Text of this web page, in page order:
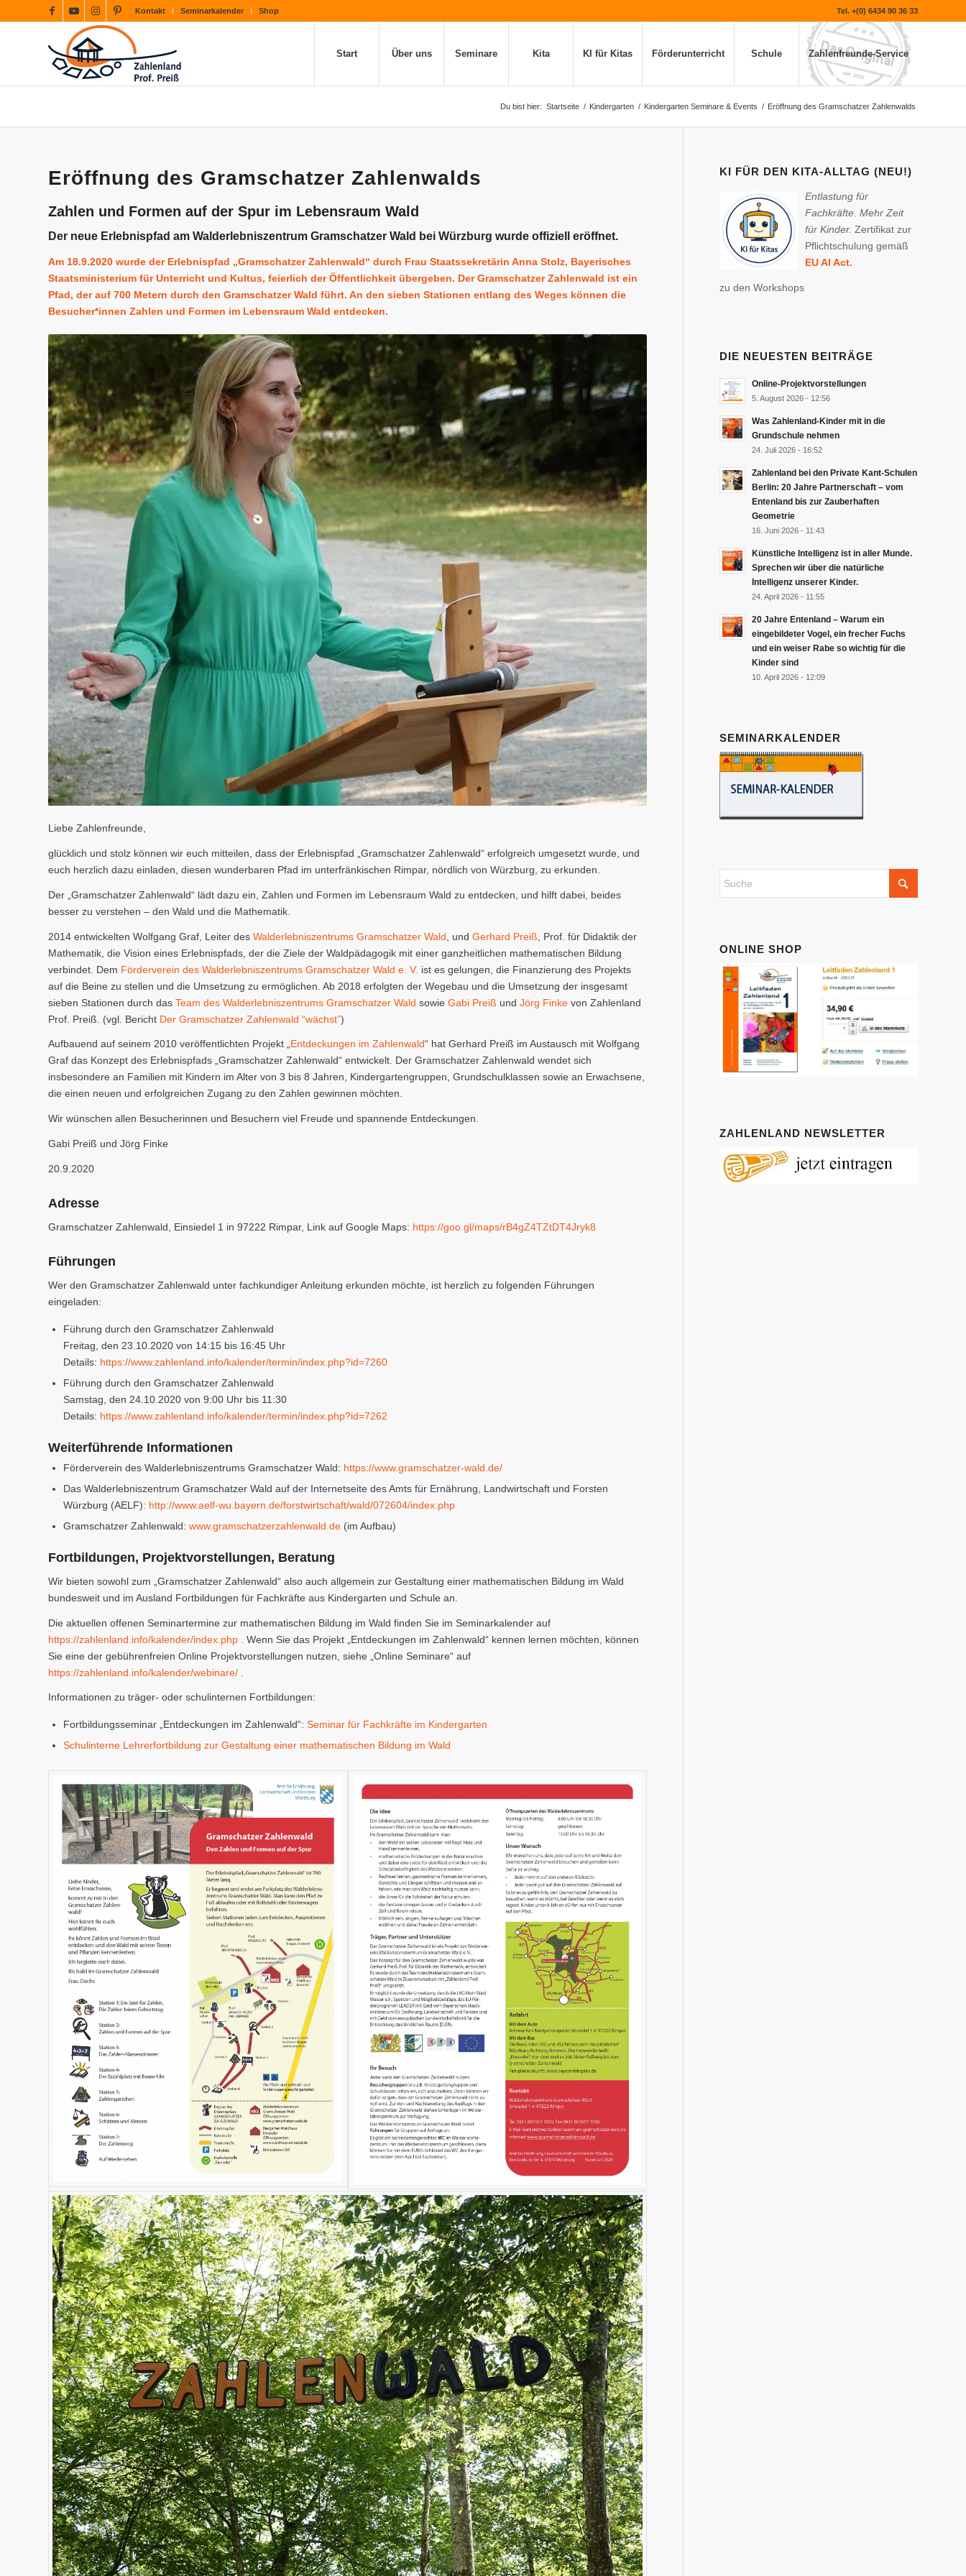
Kontakt Seminarkalender Shop Tel. +(0) 6434 90 36 33
Start Über uns Seminare Kita KI für Kitas Förderunterricht Schule Zahlenfreunde-Service
Du bist hier: Startseite / Kindergarten / Kindergarten Seminare & Events / Eröffnung des Gramschatzer Zahlenwalds
Eröffnung des Gramschatzer Zahlenwalds
Zahlen und Formen auf der Spur im Lebensraum Wald
Der neue Erlebnispfad am Walderlebniszentrum Gramschatzer Wald bei Würzburg wurde offiziell eröffnet.
Am 18.9.2020 wurde der Erlebnispfad „Gramschatzer Zahlenwald“ durch Frau Staatssekretärin Anna Stolz, Bayerisches
Staatsministerium für Unterricht und Kultus, feierlich der Öffentlichkeit übergeben. Der Gramschatzer Zahlenwald ist ein
Pfad, der auf 700 Metern durch den Gramschatzer Wald führt. An den sieben Stationen entlang des Weges können die
Besucher*innen Zahlen und Formen im Lebensraum Wald entdecken.
Liebe Zahlenfreunde,
glücklich und stolz können wir euch mitteilen, dass der Erlebnispfad „Gramschatzer Zahlenwald“ erfolgreich umgesetzt wurde, und
euch herzlich dazu einladen, diesen wunderbaren Pfad im unterfränkischen Rimpar, nördlich von Würzburg, zu erkunden.
Der „Gramschatzer Zahlenwald“ lädt dazu ein, Zahlen und Formen im Lebensraum Wald zu entdecken, und hilft dabei, beides
besser zu verstehen – den Wald und die Mathematik.
2014 entwickelten Wolfgang Graf, Leiter des Walderlebniszentrums Gramschatzer Wald , und Gerhard Preiß , Prof. für Didaktik der
Mathematik, die Vision eines Erlebnispfads, der die Ziele der Waldpädagogik mit einer ganzheitlichen mathematischen Bildung
verbindet. Dem Förderverein des Walderlebniszentrums Gramschatzer Wald e. V. ist es gelungen, die Finanzierung des Projekts
auf die Beine zu stellen und die Umsetzung zu ermöglichen. Ab 2018 erfolgten der Wegebau und die Umsetzung der insgesamt
sieben Stationen durch das Team des Walderlebniszentrums Gramschatzer Wald sowie Gabi Preiß und Jörg Finke von Zahlenland
Prof. Preiß. (vgl. Bericht Der Gramschatzer Zahlenwald “wächst”)
Aufbauend auf seinem 2010 veröffentlichten Projekt „Entdeckungen im Zahlenwald“ hat Gerhard Preiß im Austausch mit Wolfgang
Graf das Konzept des Erlebnispfads „Gramschatzer Zahlenwald“ entwickelt. Der Gramschatzer Zahlenwald wendet sich
insbesondere an Familien mit Kindern im Alter von 3 bis 8 Jahren, Kindergartengruppen, Grundschulklassen sowie an Erwachsene,
die einen neuen und erfolgreichen Zugang zu den Zahlen gewinnen möchten.
Wir wünschen allen Besucherinnen und Besuchern viel Freude und spannende Entdeckungen.
Gabi Preiß und Jörg Finke
20.9.2020
Adresse
Gramschatzer Zahlenwald, Einsiedel 1 in 97222 Rimpar, Link auf Google Maps: https://goo.gl/maps/rB4gZ4TZtDT4Jryk8
Führungen
Wer den Gramschatzer Zahlenwald unter fachkundiger Anleitung erkunden möchte, ist herzlich zu folgenden Führungen
eingeladen:
Führung durch den Gramschatzer Zahlenwald
Freitag, den 23.10.2020 von 14:15 bis 16:45 Uhr
Details: https://www.zahlenland.info/kalender/termin/index.php?id=7260
Führung durch den Gramschatzer Zahlenwald
Samstag, den 24.10.2020 von 9:00 Uhr bis 11:30
Details: https://www.zahlenland.info/kalender/termin/index.php?id=7262
Weiterführende Informationen
Förderverein des Walderlebniszentrums Gramschatzer Wald: https://www.gramschatzer-wald.de/
Das Walderlebniszentrum Gramschatzer Wald auf der Internetseite des Amts für Ernährung, Landwirtschaft und Forsten
Würzburg (AELF): http://www.aelf-wu.bayern.de/forstwirtschaft/wald/072604/index.php
Gramschatzer Zahlenwald: www.gramschatzerzahlenwald.de (im Aufbau)
Fortbildungen, Projektvorstellungen, Beratung
Wir bieten sowohl zum „Gramschatzer Zahlenwald“ also auch allgemein zur Gestaltung einer mathematischen Bildung im Wald
bundesweit und im Ausland Fortbildungen für Fachkräfte aus Kindergarten und Schule an.
Die aktuellen offenen Seminartermine zur mathematischen Bildung im Wald finden Sie im Seminarkalender auf
https://zahlenland.info/kalender/index.php . Wenn Sie das Projekt „Entdeckungen im Zahlenwald“ kennen lernen möchten, können
Sie eine der gebührenfreien Online Projektvorstellungen nutzen, siehe „Online Seminare“ auf
https://zahlenland.info/kalender/webinare/
Informationen zu träger- oder schulinternen Fortbildungen:
Fortbildungsseminar „Entdeckungen im Zahlenwald“: Seminar für Fachkräfte im Kindergarten
Schulinterne Lehrerfortbildung zur Gestaltung einer mathematischen Bildung im Wald
KI FÜR DEN KITA-ALLTAG (NEU!)
Entlastung für
Fachkräfte. Mehr Zeit
für Kinder.Zertifikat zur
Pflichtschulung gemäß
EU AI Act.
zu den Workshops
DIE NEUESTEN BEITRÄGE
Online-Projektvorstellungen
5. August 2026 - 12:56
Was Zahlenland-Kinder mit in die
Grundschule nehmen
24. Juli 2026 - 16:52
Zahlenland bei den Private Kant-Schulen
Berlin: 20 Jahre Partnerschaft – vom
Entenland bis zur Zauberhaften
Geometrie
16. Juni 2026 - 11:43
Künstliche Intelligenz ist in aller Munde.
Sprechen wir über die natürliche
Intelligenz unserer Kinder.
24. April 2026 - 11:55
20 Jahre Entenland – Warum ein
eingebildeter Vogel, ein frecher Fuchs
und ein weiser Rabe so wichtig für die
Kinder sind
10. April 2026 - 12:09
SEMINARKALENDER
ONLINE SHOP
ZAHLENLAND NEWSLETTER